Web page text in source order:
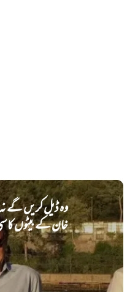
وہ ڈیل کریں گے
خان کے بیٹوں کا